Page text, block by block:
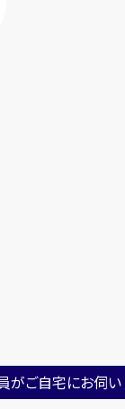
がご自宅にお伺い